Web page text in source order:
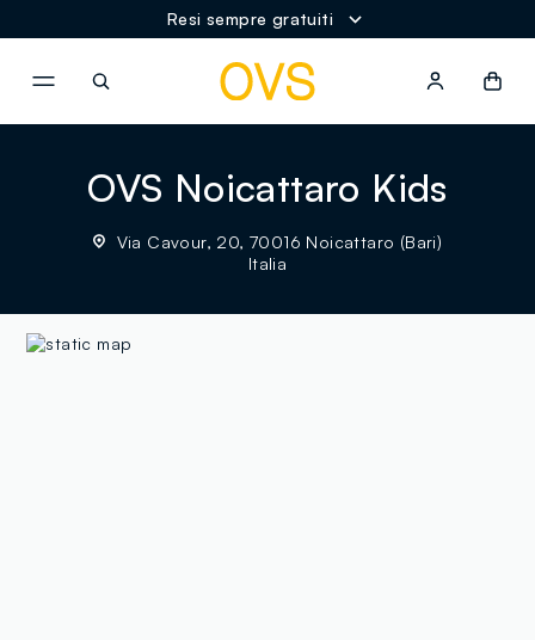
Resi sempre gratuiti
OVS Noicattaro Kids
Via Cavour, 20, 70016 Noicattaro (Bari)
Italia